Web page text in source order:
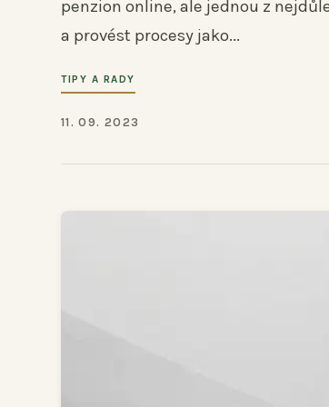
penzion online, ale jednou z
a provést procesy jako...
TIPY A RADY
11. 09. 2023